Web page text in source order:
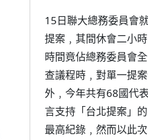
15日聯大總務委員會
提案﹐其間休會二小
時間竟佔總務委員會
查議程時﹐對單一提
外﹐今年共有68國代
言支持「台北提案」
最高紀錄﹐然而以此